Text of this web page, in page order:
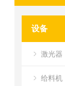
设备
激光器
给料机